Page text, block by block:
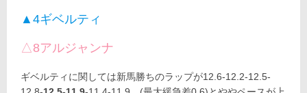
▲4ギベルティ
△8アルジャンナ
ギベルティに関しては新馬勝ちのラップが12.6-12.2-12.5-